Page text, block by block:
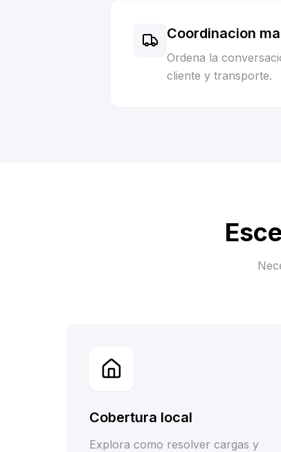
Coordinacion
Ordena la
cliente y transporte.
Cobertura local
Explora como resolver cargas y